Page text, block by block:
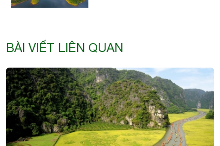
BÀI VIẾT LIÊN QUAN